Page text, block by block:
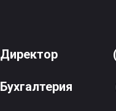
Директор
Бухгалтерия